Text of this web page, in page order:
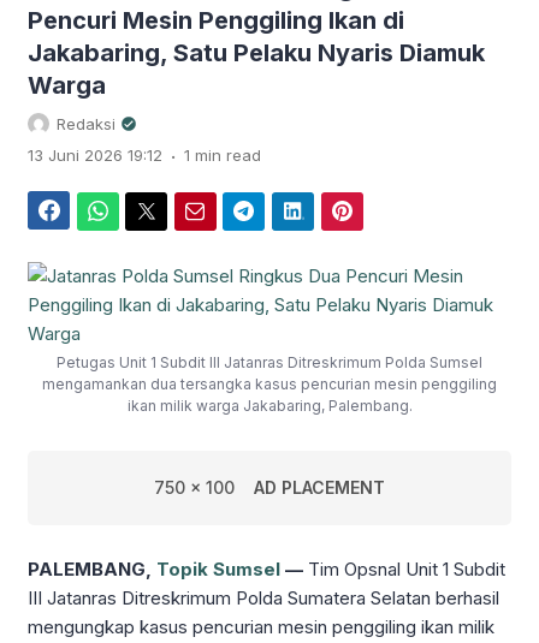
Pencuri Mesin Penggiling Ikan di
Jakabaring, Satu Pelaku Nyaris Diamuk
Warga
Redaksi
13 Juni 2026 19:12 . 1 min read
Petugas Unit 1 Subdit III Jatanras Ditreskrimum Polda Sumsel
mengamankan dua tersangka kasus pencurian mesin penggiling
ikan milik warga Jakabaring, Palembang.
750 x 100 AD PLACEMENT
PALEMBANG, Topik Sumsel — Tim Opsnal Unit 1 Subdit
III Jatanras Ditreskrimum Polda Sumatera Selatan berhasil
mengungkap kasus pencurian mesin penggiling ikan milik